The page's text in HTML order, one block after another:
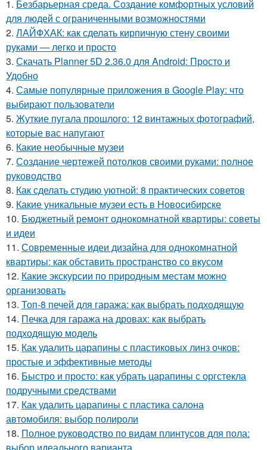
1. Безбарьерная среда. Создание комфортных условий
для людей с ограниченными возможностями
2. ЛАЙФХАК: как сделать кирпичную стену своими
руками — легко и просто
3. Скачать Planner 5D 2.36.0 для Android: Просто и
Удобно
4. Самые популярные приложения в Google Play: что
выбирают пользователи
5. Жуткие пугала прошлого: 12 винтажных фотографий,
которые вас напугают
6. Какие необычные музеи
7. Создание чертежей потолков своими руками: полное
руководство
8. Как сделать студию уютной: 8 практических советов
9. Какие уникальные музеи есть в Новосибирске
10. Бюджетный ремонт однокомнатной квартиры: советы
и идеи
11. Современные идеи дизайна для однокомнатной
квартиры: как обставить пространство со вкусом
12. Какие экскурсии по природным местам можно
организовать
13. Топ-8 печей для гаража: как выбрать подходящую
14. Печка для гаража на дровах: как выбрать
подходящую модель
15. Как удалить царапины с пластиковых линз очков:
простые и эффективные методы
16. Быстро и просто: как убрать царапины с оргстекла
подручными средствами
17. Как удалить царапины с пластика салона
автомобиля: выбор полироли
18. Полное руководство по видам плинтусов для пола:
выбор идеального варианта